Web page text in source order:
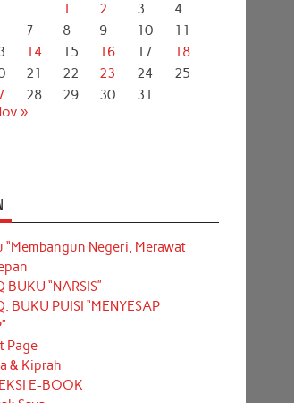
1 2 3
4
7 8 9 10
11
14 15 16 17
18
21 22 23 24
25
28 29 30
31
»
“Membangun Negeri, Merawat
BUKU “NARSIS”
BUKU PUISI “MENYESAP
Page
& Kiprah
E-BOOK